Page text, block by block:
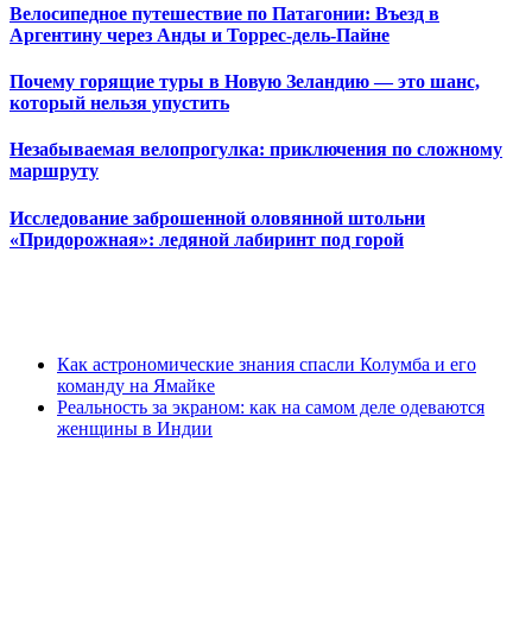
Велосипедное путешествие по Патагонии: Въезд в
Аргентину через Анды и Торрес-дель-Пайне
Почему горящие туры в Новую Зеландию — это шанс,
который нельзя упустить
Незабываемая велопрогулка: приключения по сложному
маршруту
Исследование заброшенной оловянной штольни
«Придорожная»: ледяной лабиринт под горой
Как астрономические знания спасли Колумба и его
команду на Ямайке
Реальность за экраном: как на самом деле одеваются
женщины в Индии